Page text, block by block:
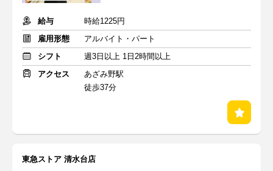
給与
時給1225円
雇用形態
アルバイト・パート
シフト
週3日以上 1日2時間以上
アクセス
あざみ野駅
徒歩37分
東急ストア 清水台店